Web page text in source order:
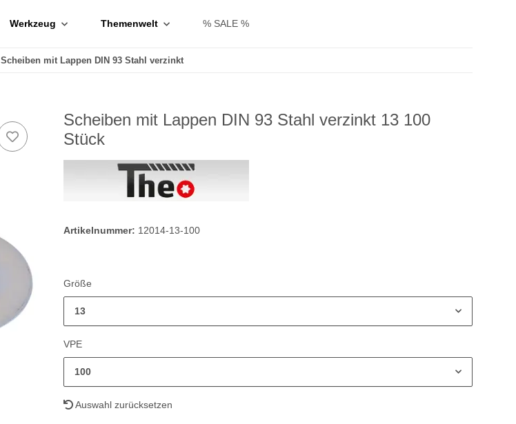
Werkzeug Themenwelt % SALE %
Scheiben mit Lappen DIN 93 Stahl verzinkt
Scheiben mit Lappen DIN 93 Stahl verzinkt 13 100
Stück
Artikelnummer: 12014-13-100
Größe
13
VPE
100
Auswahl zurücksetzen